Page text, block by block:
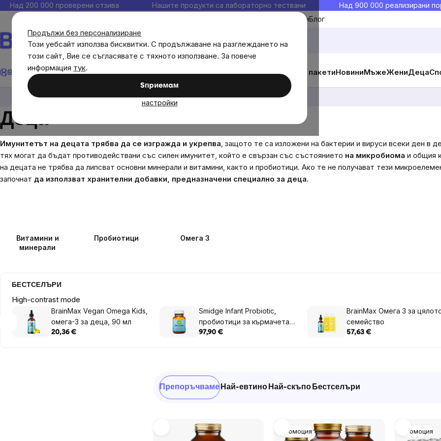
Продължи без персонализиране
Този уебсайт използва бисквитки. С продължаване на разглеждането на
този сайт, Вие се съгласявате с тяхното използване. За повече
информация тук.
Sпpиeмaм
настройки
Прескочи
към
съдържанието
Над 200 000 проверени отзива Нашите продукти са лабораторно тествани Над 900 000 реализирани
Моите любимиБлог
Brainmax Имунитет Акции💪 WomenPowerЦелиДиетични добавкиИзгодни пакетиНовиниМъжеЖениДеца
Деца
Имунитетът на децата трябва да се изгражда и укрепва, защото те са изложени на бактерии и вируси всеки ден в
тях могат да бъдат противодействани със силен имунитет, който е свързан със състоянието на микробиома и общия
на децата не трябва да липсват основни минерали и витамини, както и пробиотици. Ако те не получават тези
започнат да използват хранителни добавки, предназначени специално за деца.
Витамини и
минерали
Пробиотици Омега 3
БЕСТСЕЛЪРИ
High-contrast mode
BrainMax Vegan Omega Kids,
омега-3 за деца, 90 мл
20,36 €
Smidge Infant Probiotic,
пробиотици за кърмачета
на прах, 15 гр
97,90 €
BrainMax Омега 3 за
семейство
57,63 €
Сортиране
на
Препоръчваме Най-евтино Най-скъпо Бестселъри
Промоция Промоция